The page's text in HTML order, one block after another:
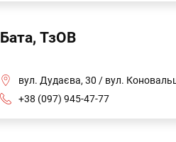
Бата, ТзОВ
вул. Дудаєва, 30 / вул.
+38 (097) 945-47-77